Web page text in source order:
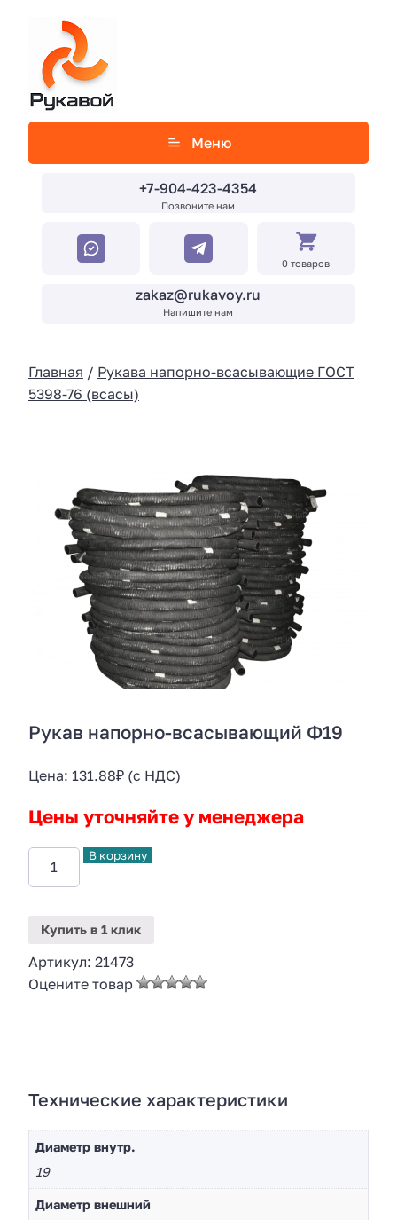
Меню
+7-904-423-4354
Позвоните нам
zakaz@rukavoy.ru
Напишите нам
0 товаров
Главная / Рукава напорно-всасывающие ГОСТ
5398-76 (всасы)
Рукав напорно-всасывающий Ф19
Цена: 131.88₽ (с НДС)
Цены уточняйте у менеджера
В корзину
Купить в 1 клик
Артикул: 21473
Оцените товар
Технические характеристики
Диаметр внутр.
19
Диaметр внешний